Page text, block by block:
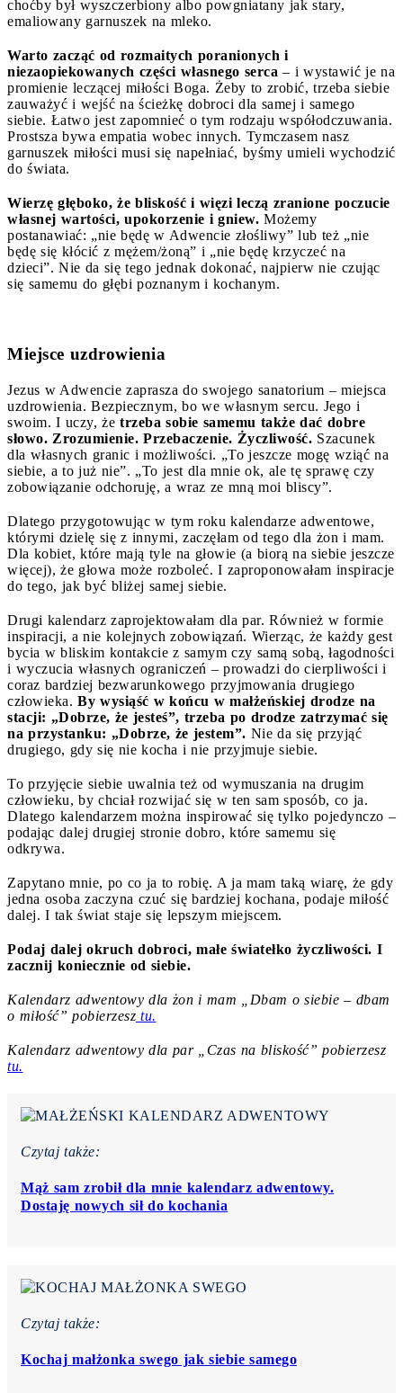
choćby był wyszczerbiony albo powgniatany jak stary,
emaliowany garnuszek na mleko.
Warto zacząć od rozmaitych poranionych i
niezaopiekowanych części własnego serca – i wystawić je na
promienie leczącej miłości Boga. Żeby to zrobić, trzeba siebie
zauważyć i wejść na ścieżkę dobroci dla samej i samego
siebie. Łatwo jest zapomnieć o tym rodzaju współodczuwania.
Prostsza bywa empatia wobec innych. Tymczasem nasz
garnuszek miłości musi się napełniać, byśmy umieli wychodzić
do świata.
Wierzę głęboko, że bliskość i więzi leczą zranione poczucie
własnej wartości, upokorzenie i gniew. Możemy
postanawiać: „nie będę w Adwencie złośliwy” lub też „nie
będę się kłócić z mężem/żoną” i „nie będę krzyczeć na
dzieci”. Nie da się tego jednak dokonać, najpierw nie czując
się samemu do głębi poznanym i kochanym.
Miejsce uzdrowienia
Jezus w Adwencie zaprasza do swojego sanatorium – miejsca
uzdrowienia. Bezpiecznym, bo we własnym sercu. Jego i
swoim. I uczy, że trzeba sobie samemu także dać dobre
słowo. Zrozumienie. Przebaczenie. Życzliwość. Szacunek
dla własnych granic i możliwości. „To jeszcze mogę wziąć na
siebie, a to już nie”. „To jest dla mnie ok, ale tę sprawę czy
zobowiązanie odchoruję, a wraz ze mną moi bliscy”.
Dlatego przygotowując w tym roku kalendarze adwentowe,
którymi dzielę się z innymi, zaczęłam od tego dla żon i mam.
Dla kobiet, które mają tyle na głowie (a biorą na siebie jeszcze
więcej), że głowa może rozboleć. I zaproponowałam inspiracje
do tego, jak być bliżej samej siebie.
Drugi kalendarz zaprojektowałam dla par. Również w formie
inspiracji, a nie kolejnych zobowiązań. Wierząc, że każdy gest
bycia w bliskim kontakcie z samym czy samą sobą, łagodności
i wyczucia własnych ograniczeń – prowadzi do cierpliwości i
coraz bardziej bezwarunkowego przyjmowania drugiego
człowieka. By wysiąść w końcu w małżeńskiej drodze na
stacji: „Dobrze, że jesteś”, trzeba po drodze zatrzymać się
na przystanku: „Dobrze, że jestem”. Nie da się przyjąć
drugiego, gdy się nie kocha i nie przyjmuje siebie.
To przyjęcie siebie uwalnia też od wymuszania na drugim
człowieku, by chciał rozwijać się w ten sam sposób, co ja.
Dlatego kalendarzem można inspirować się tylko pojedynczo –
podając dalej drugiej stronie dobro, które samemu się
odkrywa.
Zapytano mnie, po co ja to robię. A ja mam taką wiarę, że gdy
jedna osoba zaczyna czuć się bardziej kochana, podaje miłość
dalej. I tak świat staje się lepszym miejscem.
Podaj dalej okruch dobroci, małe światełko życzliwości. I
zacznij koniecznie od siebie.
Kalendarz adwentowy dla żon i mam „Dbam o siebie – dbam
o miłość” pobierzesz tu.
Kalendarz adwentowy dla par „Czas na bliskość” pobierzesz
tu.
Czytaj także:
Mąż sam zrobił dla mnie kalendarz adwentowy.
Dostaję nowych sił do kochania
Czytaj także:
Kochaj małżonka swego jak siebie samego